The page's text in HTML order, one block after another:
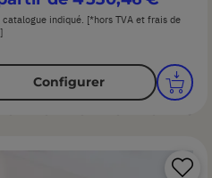
catalogue indiqué. [*hors TVA et frais de
Configurer